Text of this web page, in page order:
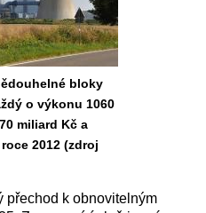
bloky
o výkonu 1060
miliard Kč a
2012 (zdroj
přechod k obnovitelným